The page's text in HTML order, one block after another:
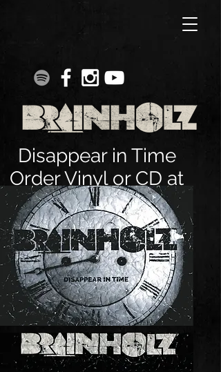
Disappear in Time
Order Vinyl or CD at
CEDE.CH